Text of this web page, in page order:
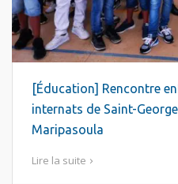
[Éducation] Rencontre
internats de Saint-
Maripasoula
Lire la suite